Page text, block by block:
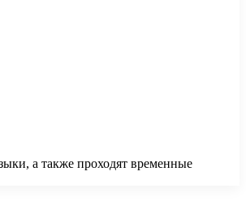
а также проходят временные